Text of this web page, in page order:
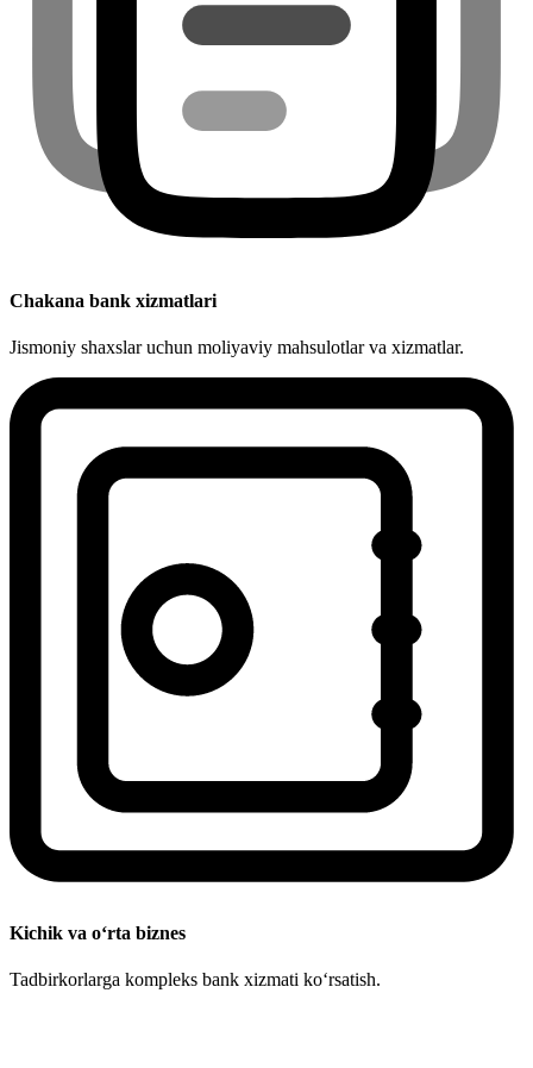
Chakana bank xizmatlari
Jismoniy shaxslar uchun moliyaviy mahsulotlar va xizmatlar.
Kichik va o‘rta biznes
Tadbirkorlarga kompleks bank xizmati ko‘rsatish.